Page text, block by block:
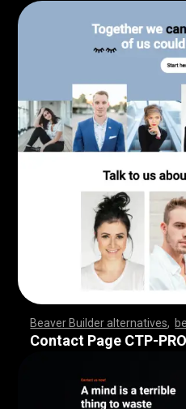
Beaver Builder alternatives
,,,,,,,,,,,,,,,,,,,,,,,,,,,,, ,,,
,,,,,,,,,,,,,,,
Contact Page CTP-